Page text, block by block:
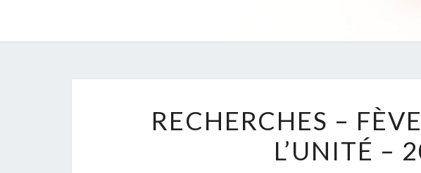
–
FÈVES
DES
RECHERCHES –
L’UNITÉ –